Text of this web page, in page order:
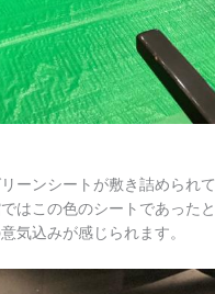
ーンシートが敷き詰められ
はこの色のシートであった
気込みが感じられます。